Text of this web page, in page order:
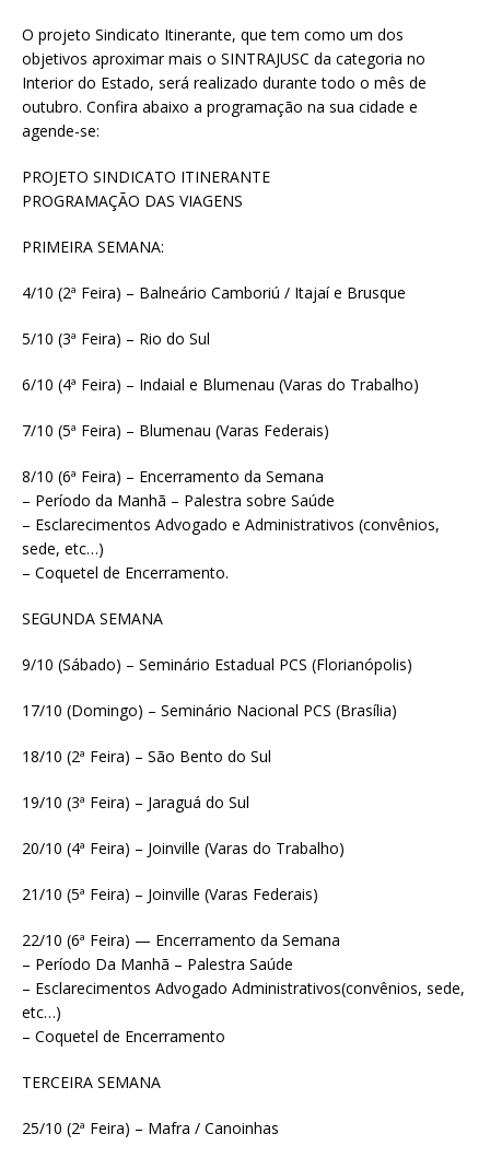
O projeto Sindicato Itinerante, que tem como um dos
objetivos aproximar mais o SINTRAJUSC da categoria no
Interior do Estado, será realizado durante todo o mês de
outubro. Confira abaixo a programação na sua cidade e
agende-se:
PROJETO SINDICATO ITINERANTE
PROGRAMAÇÃO DAS VIAGENS
PRIMEIRA SEMANA:
4/10 (2ª Feira) – Balneário Camboriú / Itajaí e Brusque
5/10 (3ª Feira) – Rio do Sul
6/10 (4ª Feira) – Indaial e Blumenau (Varas do Trabalho)
7/10 (5ª Feira) – Blumenau (Varas Federais)
8/10 (6ª Feira) – Encerramento da Semana
– Período da Manhã – Palestra sobre Saúde
– Esclarecimentos Advogado e Administrativos (convênios,
sede, etc…)
– Coquetel de Encerramento.
SEGUNDA SEMANA
9/10 (Sábado) – Seminário Estadual PCS (Florianópolis)
17/10 (Domingo) – Seminário Nacional PCS (Brasília)
18/10 (2ª Feira) – São Bento do Sul
19/10 (3ª Feira) – Jaraguá do Sul
20/10 (4ª Feira) – Joinville (Varas do Trabalho)
21/10 (5ª Feira) – Joinville (Varas Federais)
22/10 (6ª Feira) — Encerramento da Semana
– Período Da Manhã – Palestra Saúde
– Esclarecimentos Advogado Administrativos(convênios, sede,
etc…)
– Coquetel de Encerramento
TERCEIRA SEMANA
25/10 (2ª Feira) – Mafra / Canoinhas